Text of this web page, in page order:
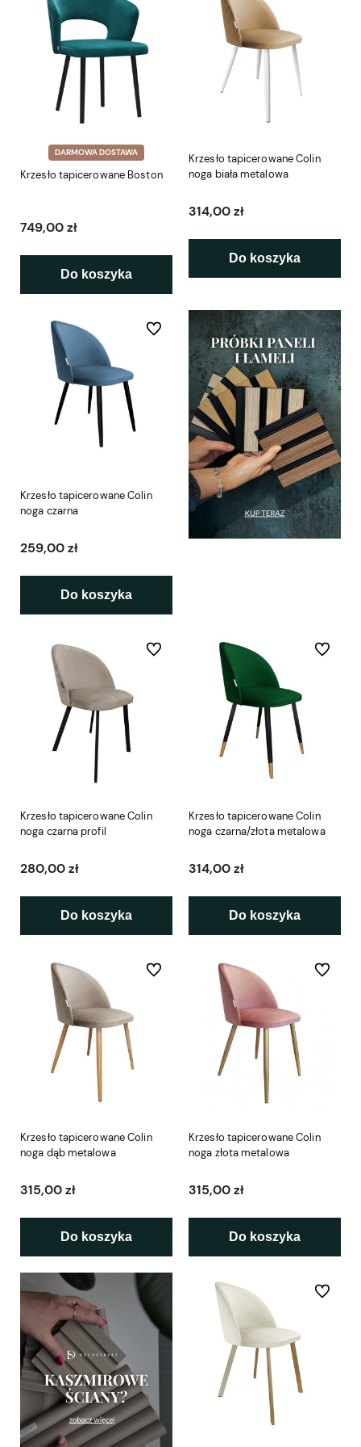
DARMOWA DOSTAWA
Krzesło tapicerowane Boston
749,00 zł
Do koszyka
Krzesło tapicerowane Colin
noga biała metalowa
314,00 zł
Do koszyka
Krzesło tapicerowane Colin
noga czarna
259,00 zł
Do koszyka
Do ulubionych
Krzesło tapicerowane Colin
noga czarna profil
280,00 zł
Do koszyka
Do ulubionych
Krzesło tapicerowane Colin
noga czarna/złota metalowa
314,00 zł
Do koszyka
Do
Krzesło tapicerowane Colin
noga dąb metalowa
315,00 zł
Do koszyka
Do ulubionych
Krzesło tapicerowane Colin
noga złota metalowa
315,00 zł
Do koszyka
Do
Do